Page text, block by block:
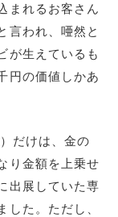
まれるお客さん
言われ、唖然と
が生えているも
円の価値しかあ
だけは、金の
り金額を上乗せ
出展していた専
た。ただし、